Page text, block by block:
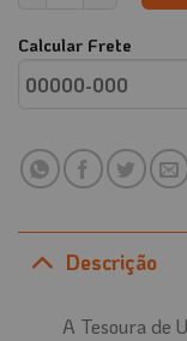
Calcular Frete
Descrição
A Tesoura de